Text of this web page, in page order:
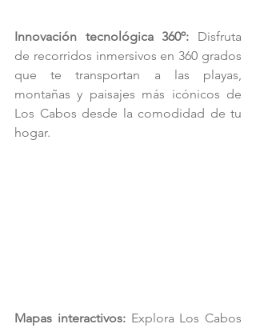
Innovación tecnológica 360º: Disfruta
de recorridos inmersivos en 360 grados
que te transportan a las playas,
montañas y paisajes más icónicos de
Los Cabos desde la comodidad de tu
hogar.
Mapas interactivos: Explora Los Cabos